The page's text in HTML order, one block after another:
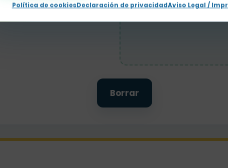
Política de cookiesDeclaración de privacidadAviso Legal /
Borrar